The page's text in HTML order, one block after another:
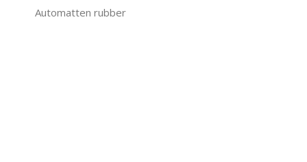
Automatten rubber